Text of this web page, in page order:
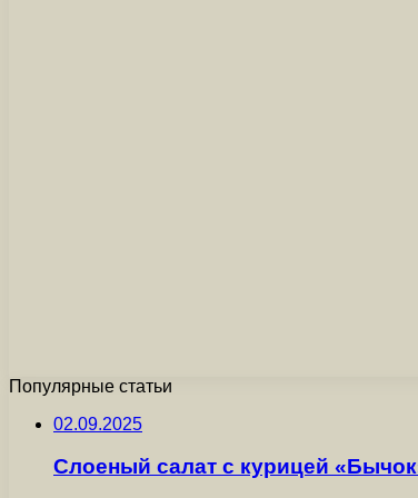
Популярные статьи
02.09.2025
Слоеный салат с курицей